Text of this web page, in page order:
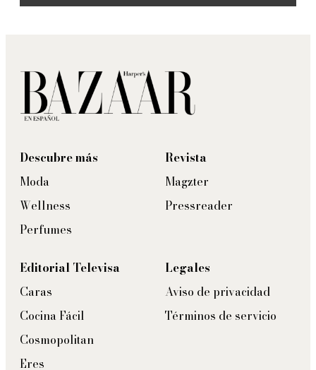
Descubre más
Moda
Wellness
Perfumes
Revista
Magzter
Pressreader
Editorial Televisa
Caras
Cocina Fácil
Cosmopolitan
Eres
Legales
Aviso de privacidad
Términos de servicio